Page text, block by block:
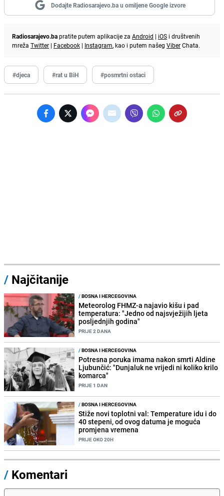
Dodajte Radiosarajevo.ba u omiljene Google izvore
Radiosarajevo.bapratite putem aplikacije za Android | iOS i društvenih
mreža Twitter | Facebook | Instagram, kao i putem našeg ViberChata.
#djeca #rat u BiH #posmrtni ostaci
/ Najčitanije
/BOSNA I HERCEGOVINA
Meteorolog FHMZ-a najavio kišu i pad
temperatura: "Jedno od najsvježijih ljeta
posljednjih godina"
PRIJE 2 DANA
/BOSNA I HERCEGOVINA
Potresna poruka imama nakon smrti Aldine
Ljubunčić: "Dunjaluk ne vrijedi ni koliko krilo
komarca"
PRIJE 1 DAN
/BOSNA I HERCEGOVINA
Stiže novi toplotni val: Temperature idu i do
40 stepeni, od ovog datuma je moguća
promjena vremena
PRIJE OKO 20H
/ Komentari